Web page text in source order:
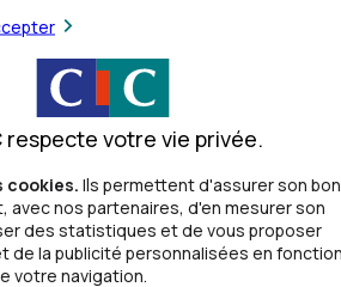
EUR
EUR
EUR
de chèques EUR
EUR
respecte votre vie privée.
cookies. Ils permettent d'assurer son bon
nos partenaires, d'en mesurer son
des statistiques et de vous proposer
de la publicité personnalisées en
votre navigation.